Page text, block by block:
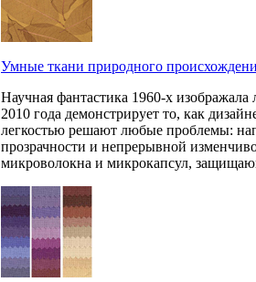
Умные ткани природного
Научная фантастика 1960-х
2010 года демонстрирует то, как
легкостью решают любые проблемы:
прозрачности и непрерывной
микроволокна и микрокапсул,